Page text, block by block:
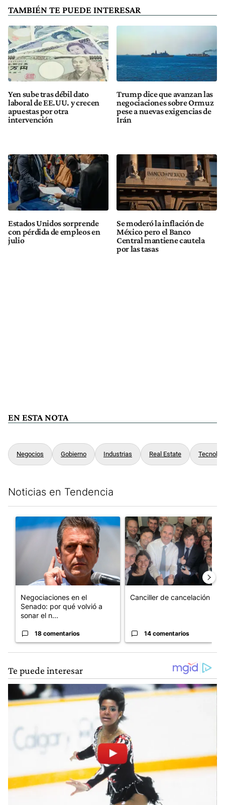
TAMBIÉN TE PUEDE INTERESAR
Yen sube tras débil dato
laboral de EE.UU. y crecen
apuestas por otra
intervención
Trump dice que avanzan las
negociaciones sobre Ormuz
pese a nuevas exigencias de
Irán
Estados Unidos sorprende
con pérdida de empleos en
julio
Se moderó la inflación de
México pero el Banco
Central mantiene cautela
por las tasas
EN ESTA NOTA
Negocios Gobierno Industrias Real Estate
Noticias en Tendencia
Un artículo de tendencia con el título "Negociaciones en el
Negociaciones en el
Senado: por qué volvió a
sonar el n...
18 comentarios
Un artículo de tendencia con
Canciller de cancelación
14 comentarios